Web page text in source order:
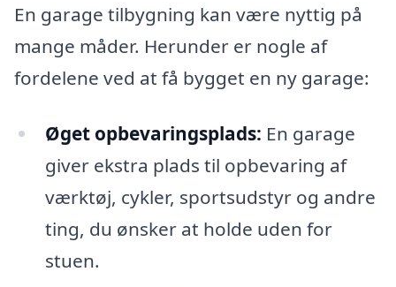
En garage tilbygning kan være nyttig på
mange måder. Herunder er nogle af
fordelene ved at få bygget en ny garage:
Øget opbevaringsplads: En garage
giver ekstra plads til opbevaring af
værktøj, cykler, sportsudstyr og andre
ting, du ønsker at holde uden for
stuen.